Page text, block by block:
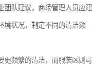
团队建议，商场管理人员应建
境状况，制定不同的清洁频
频繁的清洁，而服装区则可